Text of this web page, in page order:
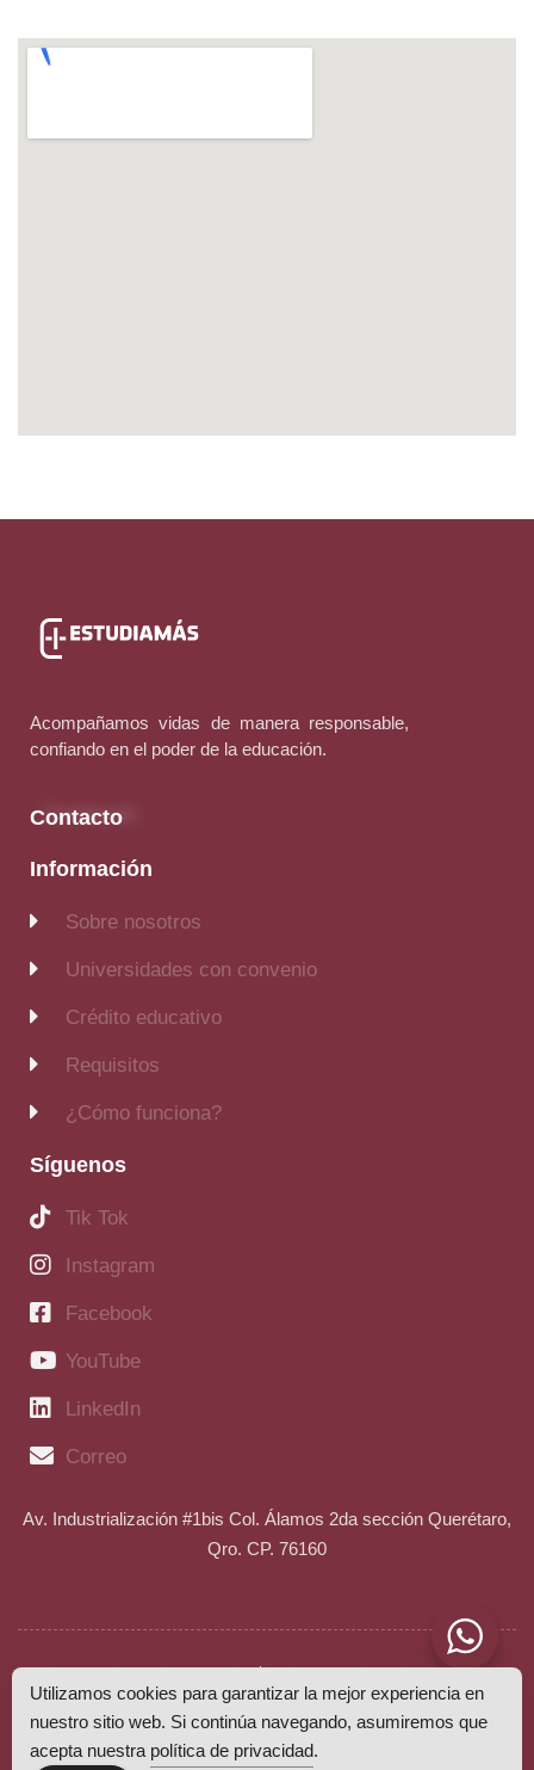
Acompañamos vidas de manera responsable,
confiando en el poder de la educación.
Contacto
Información
Sobre nosotros
Universidades con convenio
Crédito educativo
Requisitos
¿Cómo funciona?
Síguenos
Tik Tok
Instagram
Facebook
YouTube
LinkedIn
Correo
Av. Industrialización #1bis Col. Álamos 2da sección Querétaro,
Qro. CP. 76160
Estudia Mas SAPI de CV.
Utilizamos cookies para garantizar la mejor experiencia en
nuestro sitio web. Si continúa navegando, asumiremos que
acepta nuestra política de privacidad.